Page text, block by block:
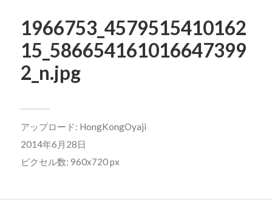
1966753_4579515410162
15_586654161016647399
2_n.jpg
アップロード: HongKongOyaji
2014年6月28日
ピクセル数: 960x720 px